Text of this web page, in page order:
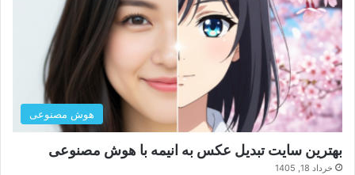
هوش مصنوعی
بهترین سایت تبدیل عکس به انیمه با هوش مصنوعی
خرداد 18, 1405